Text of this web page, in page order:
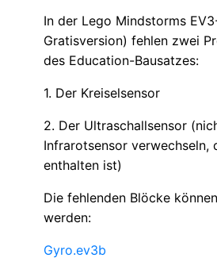
In der Lego Mindstorms
Gratisversion) fehlen zwei
des Education-Bausatzes:
1. Der Kreiselsensor
2. Der Ultraschallsensor
Infrarotsensor verwechseln,
enthalten ist)
Die fehlenden Blöcke
werden:
Gyro.ev3b